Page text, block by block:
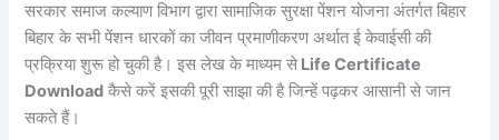
सरकार समाज कल्याण विभाग द्वारा सामाजिक सुरक्षा पेंशन योजना अंतर्गत बिहार
बिहार के सभी पेंशन धारकों का जीवन प्रमाणीकरण अर्थात ई केवाईसी की
प्रक्रिया शुरू हो चुकी है। इस लेख के माध्यम से Life Certificate
Download कैसे करें इसकी पूरी साझा की है जिन्हें पढ़कर आसानी से जान
सकते हैं।